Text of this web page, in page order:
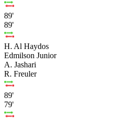
89'
89'
H. Al Haydos
Edmilson Junior
A. Jashari
R. Freuler
89'
79'